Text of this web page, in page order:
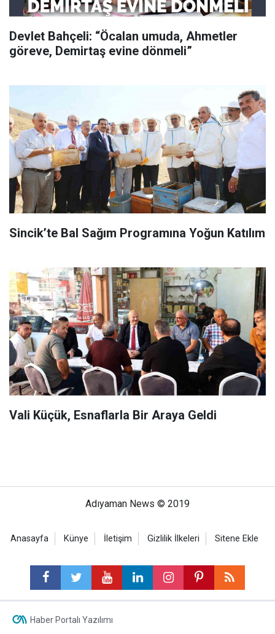
Devlet Bahçeli: “Öcalan umuda, Ahmetler
göreve, Demirtaş evine dönmeli”
Sincik’te Bal Sağım Programına Yoğun Katılım
Vali Küçük, Esnaflarla Bir Araya Geldi
Adıyaman News © 2019
Anasayfa Künye İletişim Gizlilik İlkeleri Sitene Ekle
Haber Portalı Yazılımı